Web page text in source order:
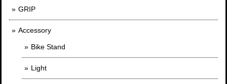
GRIP
Accessory
Bike Stand
Light